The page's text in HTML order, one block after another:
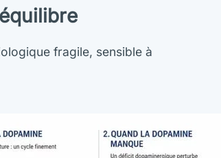
fragile, sensible à